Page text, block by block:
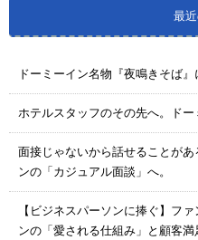
最
ドーミーイン名物『夜鳴きそば
ホテルスタッフのその先へ。ド
面接じゃないから話せることが
ンの「カジュアル面談」へ。
【ビジネスパーソンに捧ぐ】フ
ンの「愛される仕組み」と顧客満